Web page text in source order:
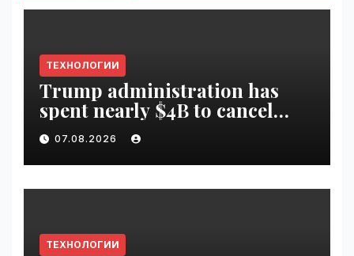
ТЕХНОЛОГИИ
Trump administration has
spent nearly $4B to cancel
offshore wind farms |
VseTime.ru
07.08.2026
ТЕХНОЛОГИИ